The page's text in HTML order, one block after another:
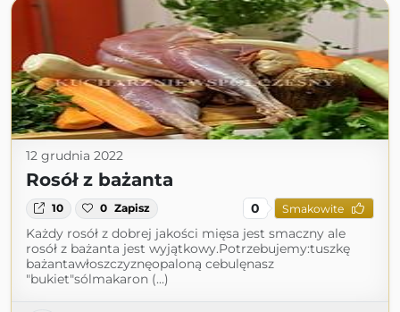
12 grudnia 2022
Rosół z bażanta
10 0 Zapisz 0 Smakowite
Każdy rosół z dobrej jakości mięsa jest smaczny ale
rosół z bażanta jest wyjątkowy.Potrzebujemy:tuszkę
bażantawłoszczyznęopaloną cebulęnasz
"bukiet"sólmakaron (...)